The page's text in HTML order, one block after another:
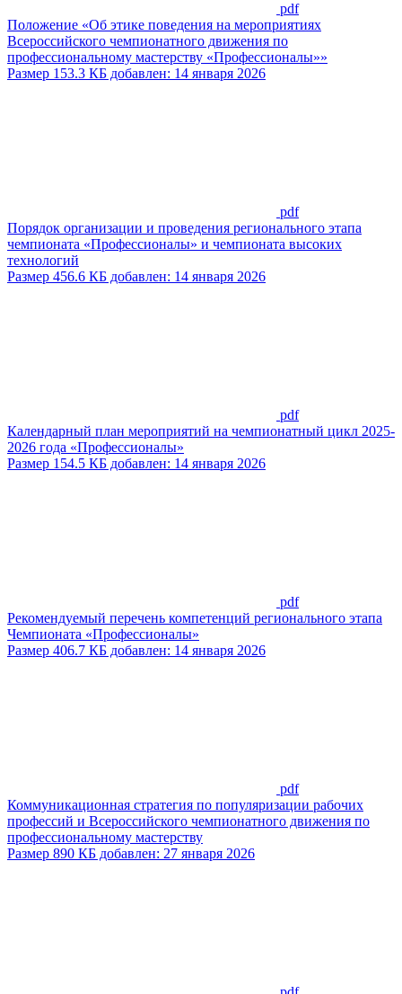
pdf
Положение «Об этике поведения на мероприятиях
Всероссийского чемпионатного движения по
профессиональному мастерству «Профессионалы»»
Размер 153.3 КБ добавлен: 14 января 2026
pdf
Порядок организации и проведения регионального этапа
чемпионата «Профессионалы» и чемпионата высоких
технологий
Размер 456.6 КБ добавлен: 14 января 2026
pdf
Календарный план мероприятий на чемпионатный цикл 2025-
2026 года «Профессионалы»
Размер 154.5 КБ добавлен: 14 января 2026
pdf
Рекомендуемый перечень компетенций регионального этапа
Чемпионата «Профессионалы»
Размер 406.7 КБ добавлен: 14 января 2026
pdf
Коммуникационная стратегия по популяризации рабочих
профессий и Всероссийского чемпионатного движения по
профессиональному мастерству
Размер 890 КБ добавлен: 27 января 2026